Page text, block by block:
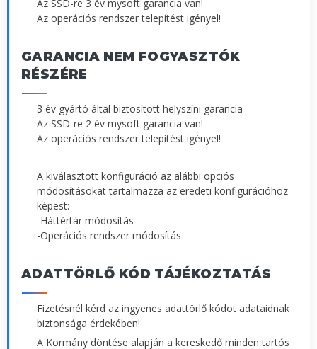
Az SSD-re 3 év mysoft garancia van!
Az operációs rendszer telepítést igényel!
GARANCIA NEM FOGYASZTÓK
RÉSZÉRE
3 év gyártó által biztosított helyszíni garancia
Az SSD-re 2 év mysoft garancia van!
Az operációs rendszer telepítést igényel!
A kiválasztott konfiguráció az alábbi opciós
módosításokat tartalmazza az eredeti konfigurációhoz
képest:
-Háttértár módosítás
-Operációs rendszer módosítás
ADATTÖRLŐ KÓD TÁJÉKOZTATÁS
Fizetésnél kérd az ingyenes adattörlő kódot adataidnak
biztonsága érdekében!
A Kormány döntése alapján a kereskedő minden tartós